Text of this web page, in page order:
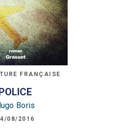
FRANÇAISE
Boris
08/2016